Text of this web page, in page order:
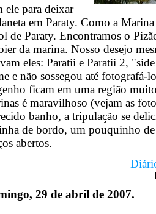
ele para deixar
em Paraty. Como a
de Paraty. Encontramos o
da marina. Nosso desejo
eles: Paratii e Paratii 2,
e não sossegou até
ficam em uma região
é maravilhoso (vejam as
banho, a tripulação se
de bordo, um pouquinho
abertos.
29 de abril de 2007.